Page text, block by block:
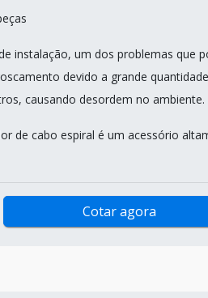
instalação, um dos problemas que
devido a grande
causando desordem no ambiente.
de cabo espiral é um acessório
Cotar agora